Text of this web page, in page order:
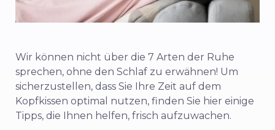
Wir können nicht über die 7 Arten der Ruhe
sprechen, ohne den Schlaf zu erwähnen! Um
sicherzustellen, dass Sie Ihre Zeit auf dem
Kopfkissen optimal nutzen, finden Sie hier einige
Tipps, die Ihnen helfen, frisch aufzuwachen.